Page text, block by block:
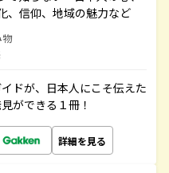
、信仰、地域の魅力など
物
ドが、日本人にこそ伝えた
ができる１冊！
詳細を見る